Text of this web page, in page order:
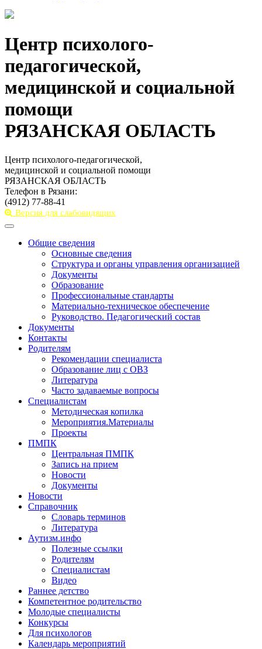
Центр психолого-
педагогической,
медицинской и социальной
помощи
РЯЗАНСКАЯ ОБЛАСТЬ
Центр психолого-педагогической,
медицинской и социальной помощи
РЯЗАНСКАЯ ОБЛАСТЬ
Телефон в Рязани:
(4912) 77-88-41
Версия для слабовидящих
Toggle
navigationОбщие сведения
Основные сведения
Структура и органы управления организацией
Документы
Образование
Профессиональные стандарты
Материально-техническое обеспечение
Руководство. Педагогический состав
Документы
Контакты
Родителям
Рекомендации специалиста
Образование лиц с ОВЗ
Литература
Часто задаваемые вопросы
Специалистам
Методическая копилка
Мероприятия.Материалы
Проекты
ПМПК
Центральная ПМПК
Запись на прием
Новости
Документы
Новости
Справочник
Словарь терминов
Литература
Аутизм.инфо
Полезные ссылки
Родителям
Специалистам
Видео
Раннее детство
Компетентное родительство
Молодые специалисты
Конкурсы
Для психологов
Календарь мероприятий